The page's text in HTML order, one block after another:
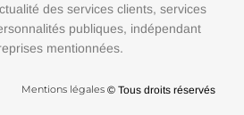
des services clients, services
publiques, indépendant
mentionnées.
Mentions légales © Tous droits réservés